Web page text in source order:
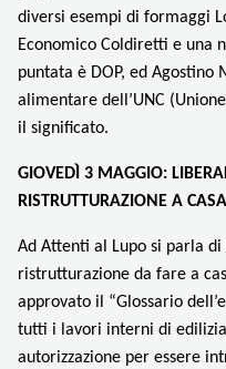
diversi esempi di formaggi
Economico Coldiretti e una
puntata è DOP, ed Agostino
alimentare dell’UNC
il significato.
GIOVEDÌ 3 MAGGIO:
RISTRUTTURAZIONE A CASA
Ad Attenti al Lupo si parla
ristrutturazione da fare a
approvato il “Glossario
tutti i lavori interni di
autorizzazione per essere